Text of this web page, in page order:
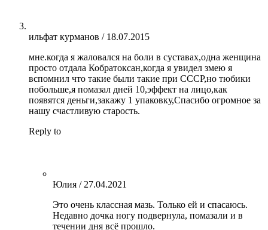
ильфат курманов / 18.07.2015
мне.когда я жаловался на боли в суставах,одна женщина
просто отдала Кобратоксан,когда я увидел змею я
вспомнил что такие были такие при СССР,но тюбики
побольше,я помазал дней 10,эффект на лицо,как
появятся деньги,закажу 1 упаковку,Спасибо огромное за
нашу счастливую старость.
Reply to
Юлия / 27.04.2021
Это очень классная мазь. Только ей и спасаюсь.
Недавно дочка ногу подвернула, помазали и в
течении дня всё прошло.